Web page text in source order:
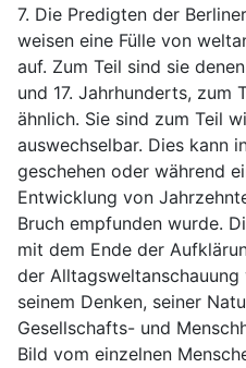
7. Die Predigten der
weisen eine Fülle von
auf. Zum Teil sind sie
und 17. Jahrhunderts, zum
ähnlich. Sie sind zum Teil
auswechselbar. Dies kann
geschehen oder während
Entwicklung von
Bruch empfunden wurde.
mit dem Ende der
der Alltagsweltanschauung
seinem Denken, seiner
Gesellschafts- und
Bild vom einzelnen